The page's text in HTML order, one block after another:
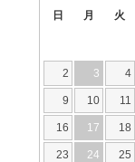
日 月 火
2 3 4
9 10 11
16 17 18
23 24 25